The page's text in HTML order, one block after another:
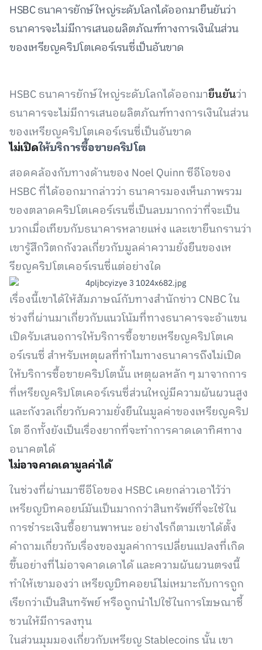
HSBC ธนาคารยักษ์ใหญ่ระดับโลกได้ออกมายืนยันว่า
ธนาคารจะไม่มีการเสนอผลิตภัณฑ์ทางการเงินในส่วน
ของเหรียญคริปโตเคอร์เรนซี่เป็นอันขาด
HSBC ธนาคารยักษ์ใหญ่ระดับโลกได้ออกมายืนยันว่า
ธนาคารจะไม่มีการเสนอผลิตภัณฑ์ทางการเงินในส่วน
ของเหรียญคริปโตเคอร์เรนซี่เป็นอันขาด
ไม่เปิดให้บริการซื้อขายคริปโต
สอดคล้องกับทางด้านของ Noel Quinn ซีอีโอของ
HSBC ที่ได้ออกมากล่าวว่า ธนาคารมองเห็นภาพรวม
ของตลาดคริปโตเคอร์เรนซี่เป็นลบมากกว่าที่จะเป็น
บวกเมื่อเทียบกับธนาคารหลายแห่ง และเขายืนกรานว่า
เขารู้สึกวิตกกังวลเกี่ยวกับมูลค่าความยั่งยืนของเห
รียญคริปโตเคอร์เรนซี่แต่อย่างใด
เรื่องนี้เขาได้ให้สัมภาษณ์กับทางสำนักข่าว CNBC ใน
ช่วงที่ผ่านมาเกี่ยวกับแนวโน้มที่ทางธนาคารจะอ้าแขน
เปิดรับเสนอการให้บริการซื้อขายเหรียญคริปโตเค
อร์เรนซี่ สำหรับเหตุผลที่ทำไมทางธนาคารถึงไม่เปิด
ให้บริการซื้อขายคริปโตนั้น เหตุผลหลัก ๆ มาจากการ
ที่เหรียญคริปโตเคอร์เรนซี่ส่วนใหญ่มีความผันผวนสูง
และกังวลเกี่ยวกับความยั่งยืนในมูลค่าของเหรียญคริป
โต อีกทั้งยังเป็นเรื่องยากที่จะทำการคาดเดาทิศทาง
อนาคตได้
ไม่อาจคาดเดามูลค่าได้
ในช่วงที่ผ่านมาซีอีโอของ HSBC เคยกล่าวเอาไว้ว่า
เหรียญบิทคอยน์มันเป็นมากกว่าสินทรัพย์ที่จะใช้ใน
การชำระเงินซื้อยานพาหนะ อย่างไรก็ตามเขาได้ตั้ง
คำถามเกี่ยวกับเรื่องของมูลค่าการเปลี่ยนแปลงที่เกิด
ขึ้นอย่างที่ไม่อาจคาดเดาได้ และความผันผวนตรงนี้
ทำให้เขามองว่า เหรียญบิทคอยน์ไม่เหมาะกับการถูก
เรียกว่าเป็นสินทรัพย์ หรือถูกนำไปใช้ในการโฆษณาชี้
ชวนให้มีการลงทุน
ในส่วนมุมมองเกี่ยวกับเหรียญ Stablecoins นั้น เขา